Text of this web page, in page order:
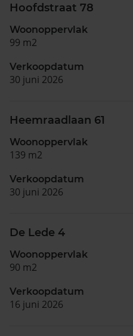
Hoofdstraat 78
Woonoppervlak
99 m2
Verkoopdatum
30 juni 2026
Heemraadlaan 61
Woonoppervlak
139 m2
Verkoopdatum
30 juni 2026
De Lede 4
Woonoppervlak
90 m2
Verkoopdatum
16 juni 2026